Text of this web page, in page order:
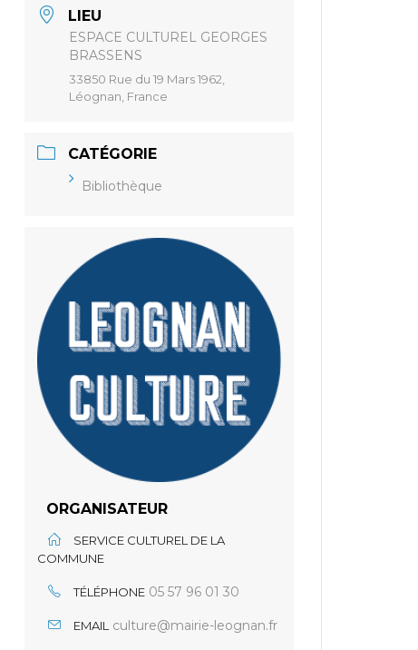
LIEU
ESPACE CULTUREL GEORGES
BRASSENS
33850 Rue du 19 Mars 1962,
Léognan, France
CATÉGORIE
Bibliothèque
ORGANISATEUR
SERVICE CULTUREL DE LA
COMMUNE
TÉLÉPHONE 05 57 96 01 30
EMAIL culture@mairie-leognan.fr